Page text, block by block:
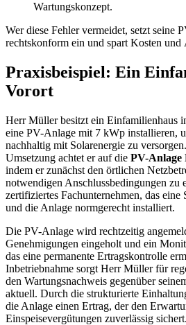
Wartungskonzept.
Wer diese Fehler vermeidet, setzt seine
rechtskonform ein und spart Kosten und
Praxisbeispiel: Ein
Vorort
Herr Müller besitzt ein Einfamilienhaus
eine PV-Anlage mit 7 kWp installieren,
nachhaltig mit Solarenergie zu
Umsetzung achtet er auf die PV-Anlage
indem er zunächst den örtlichen
notwendigen Anschlussbedingungen zu
zertifiziertes Fachunternehmen, das eine
und die Anlage normgerecht installiert.
Die PV-Anlage wird rechtzeitig
Genehmigungen eingeholt und ein
das eine permanente Ertragskontrolle
Inbetriebnahme sorgt Herr Müller für
den Wartungsnachweis gegenüber
aktuell. Durch die strukturierte
die Anlage einen Ertrag, der den
Einspeisevergütungen zuverlässig sichert.